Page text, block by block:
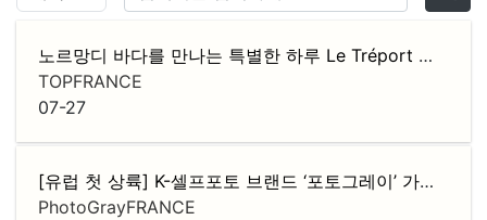
노르망디 바다를 만나는 특별한 하루 Le Tréport 당일치기 버스 투어
TOPFRANCE
07-27
[유럽 첫 상륙] K-셀프포토 브랜드 ‘포토그레이’ 가맹점주 모집
PhotoGrayFRANCE